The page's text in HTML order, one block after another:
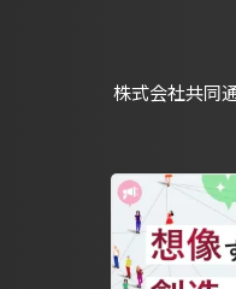
株式会社共同